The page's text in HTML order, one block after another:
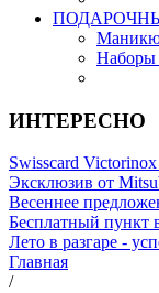
Наборы
ИНТЕРЕСНО
Swisscard
Эксклюзив от
Весеннее
Бесплатный пункт
Лето в разгаре -
Главная
/